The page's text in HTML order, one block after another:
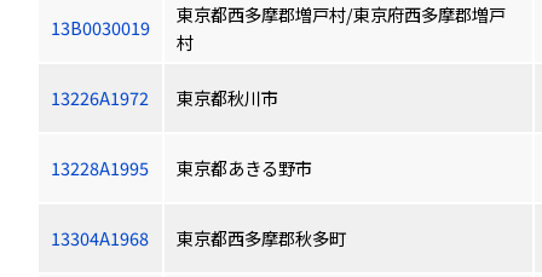
13B0030019
東京都西多摩郡増戸村/東京府西多摩郡増戸
村
13226A1972 東京都秋川市
13228A1995 東京都あきる野市
13304A1968 東京都西多摩郡秋多町